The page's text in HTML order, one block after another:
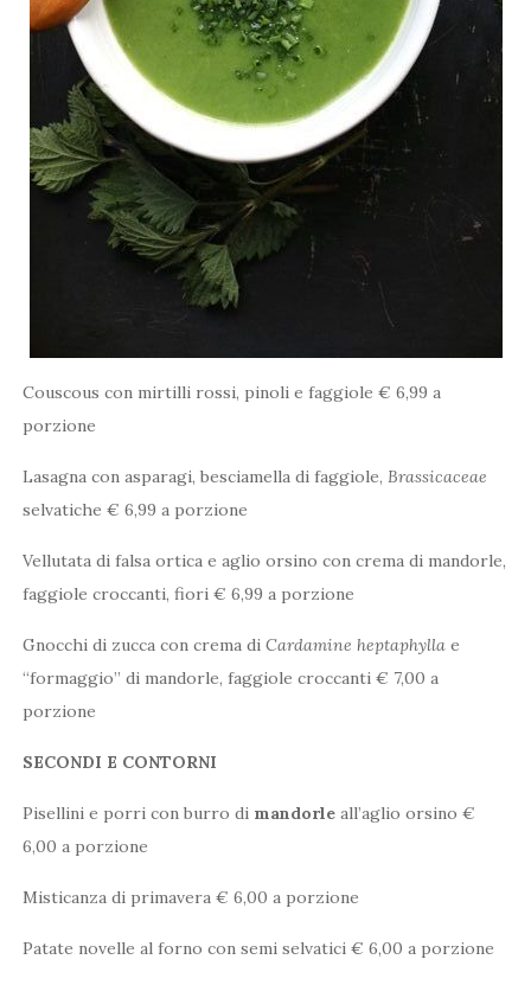
Couscous con mirtilli rossi, pinoli e faggiole € 6,99 a
porzione
Lasagna con asparagi, besciamella di faggiole,Brassicaceae
selvatiche € 6,99 a porzione
Vellutata di falsa ortica e aglio orsino con crema di mandorle,
faggiole croccanti, fiori € 6,99 a porzione
Gnocchi di zucca con crema diCardamine heptaphylla e
“formaggio” di mandorle, faggiole croccanti € 7,00 a
porzione
SECONDI E CONTORNI
Pisellini e porri con burro di mandorle all’aglio orsino €
6,00 a porzione
Misticanza di primavera € 6,00 a porzione
Patate novelle al forno con semi selvatici € 6,00 a porzione